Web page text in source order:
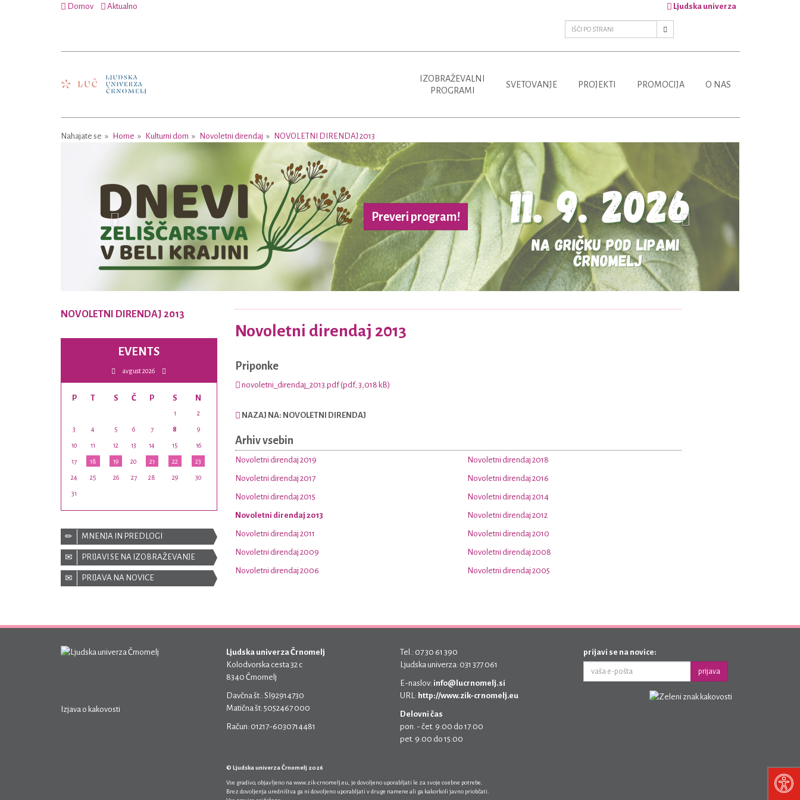
Domov Aktualno Ljudska univerza
IZOBRAŽEVALNI
PROGRAMI
SVETOVANJE PROJEKTI PROMOCIJA O NAS
Nahajate se Home Kulturni dom Novoletni direndaj NOVOLETNI DIRENDAJ 2013
Preveri program!
Novoletni direndaj 2013
Priponke
novoletni_direndaj_2013.pdf (pdf; 3,018 kB)
NAZAJ NA: NOVOLETNI DIRENDAJ
Arhiv vsebin
Novoletni direndaj 2019 Novoletni direndaj 2018
Novoletni direndaj 2017 Novoletni direndaj 2016
Novoletni direndaj 2015 Novoletni direndaj 2014
Novoletni direndaj 2013 Novoletni direndaj 2012
Novoletni direndaj 2011 Novoletni direndaj 2010
Novoletni direndaj 2009 Novoletni direndaj 2008
Novoletni direndaj 2006 Novoletni direndaj 2005
NOVOLETNI DIRENDAJ 2013
EVENTS
avgust 2026
P T S Č P S N
1 2
3 4 5 6 7 8 9
10 11 12 13 14 15 16
17 18 19 20 21 22 23
24 25 26 27 28 29 30
31
MNENJA IN PREDLOGI
PRIJAVI SE NA IZOBRAŽEVANJE
PRIJAVA NA NOVICE
Izjava o kakovosti
Ljudska univerza Črnomelj
Kolodvorska cesta 32 c
8340 Črnomelj
Davčna št.: SI92914730
Matična št: 5052467 000
Račun: 01217-6030714481
Tel.: 07 30 61 390
Ljudska univerza: 031 377 061
E-naslov: info@lucrnomelj.si
URL: http://www.zik-crnomelj.eu
Delovni čas
pon. - čet. 9:00 do 17:00
pet. 9:00 do 15:00
© Ljudska univerza Črnomelj 2026
Vse gradivo, objavljeno na www.zik-crnomelj.eu , je dovoljeno uporabljati le za svoje osebne potrebe.
Brez dovoljenja uredništva ga ni dovoljeno uporabljati v druge namene ali ga kakorkoli javno priobčati.
prijavi se na novice:
prijava